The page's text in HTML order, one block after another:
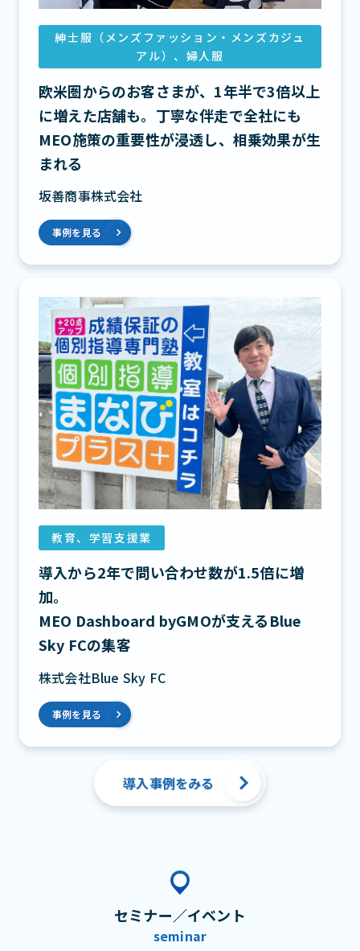
紳士服（メンズファッション・メンズカジュ
アル）、婦人服
欧米圏からのお客さまが、1年半で3倍以上
に増えた店舗も。丁寧な伴走で全社にも
MEO施策の重要性が浸透し、相乗効果が生
まれる
坂善商事株式会社
事例を見る
教育、学習支援業
導入から2年で問い合わせ数が1.5倍に増
加。
MEO Dashboard byGMOが支えるBlue
Sky FCの集客
株式会社Blue Sky FC
事例を見る
導入事例をみる
セミナー／イベント
seminar